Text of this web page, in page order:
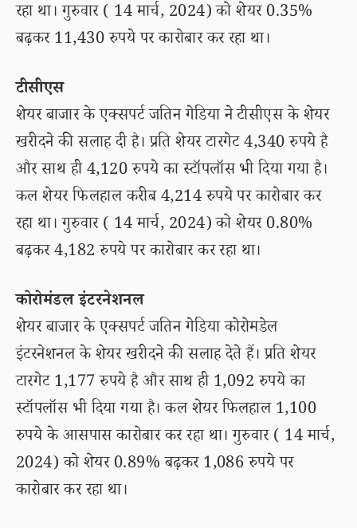
रहा था। गुरुवार ( 14 मार्च, 2024) को शेयर 0.35%
बढ़कर 11,430 रुपये पर कारोबार कर रहा था।
टीसीएस
शेयर बाजार के एक्सपर्ट जतिन गेडिया ने टीसीएस के शेयर
खरीदने की सलाह दी है। प्रति शेयर टारगेट 4,340 रुपये है
और साथ ही 4,120 रुपये का स्टॉपलॉस भी दिया गया है।
कल शेयर फिलहाल करीब 4,214 रुपये पर कारोबार कर
रहा था। गुरुवार ( 14 मार्च, 2024) को शेयर 0.80%
बढ़कर 4,182 रुपये पर कारोबार कर रहा था।
कोरोमंडल इंटरनेशनल
शेयर बाजार के एक्सपर्ट जतिन गेडिया कोरोमडेल
इंटरनेशनल के शेयर खरीदने की सलाह देते हैं। प्रति शेयर
टारगेट 1,177 रुपये है और साथ ही 1,092 रुपये का
स्टॉपलॉस भी दिया गया है। कल शेयर फिलहाल 1,100
रुपये के आसपास कारोबार कर रहा था। गुरुवार ( 14 मार्च,
2024) को शेयर 0.89% बढ़कर 1,086 रुपये पर
कारोबार कर रहा था।